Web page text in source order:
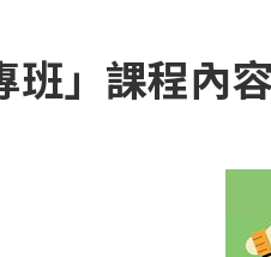
班」課程內